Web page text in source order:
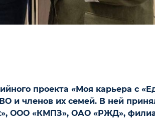
проекта «Моя карьера с
и членов их семей. В ней
ООО «КМПЗ», ОАО «РЖД»,